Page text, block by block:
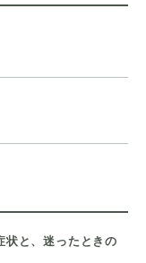
状と、迷ったときの